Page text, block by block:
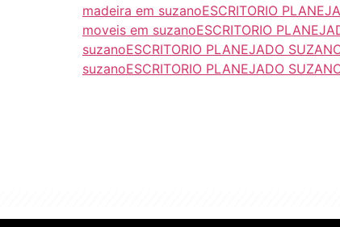
madeira em suzanoESCRITORIO
moveis em suzanoESCRITORIO
suzanoESCRITORIO PLANEJADO
suzanoESCRITORIO PLANEJADO